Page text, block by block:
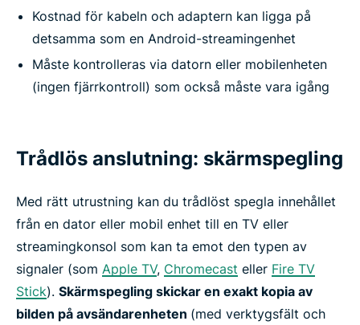
Kostnad för kabeln och adaptern kan ligga på
detsamma som en Android-streamingenhet
Måste kontrolleras via datorn eller mobilenheten
(ingen fjärrkontroll) som också måste vara igång
Trådlös anslutning: skärmspegling
Med rätt utrustning kan du trådlöst spegla innehållet
från en dator eller mobil enhet till en TV eller
streamingkonsol som kan ta emot den typen av
signaler (som Apple TV, Chromecast eller Fire TV
Stick). Skärmspegling skickar en exakt kopia av
bilden på avsändarenheten (med verktygsfält och